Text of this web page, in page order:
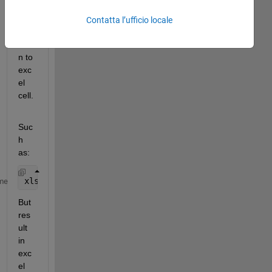
n to
exc
el
cell.
Suc
h
as:
xlswrite(
But
res
ult
in
exc
el
Contatta l’ufficio locale